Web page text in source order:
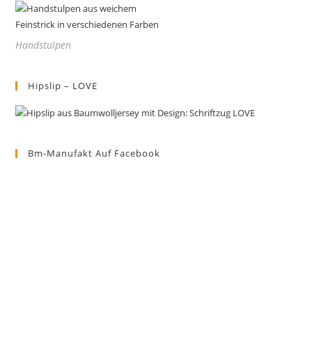
Handstulpen
Hipslip – LOVE
Bm-Manufakt Auf Facebook